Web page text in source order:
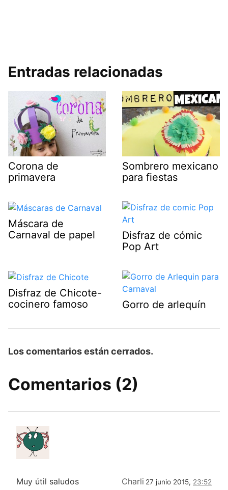
Entradas relacionadas
Corona de
primavera
Sombrero mexicano
para fiestas
Máscara de
Carnaval de papel
Disfraz de cómic
Pop Art
Disfraz de Chicote-
cocinero famoso
Gorro de arlequín
Los comentarios están cerrados.
Comentarios (2)
Charli 27 junio 2015, 23:52
Muy útil saludos